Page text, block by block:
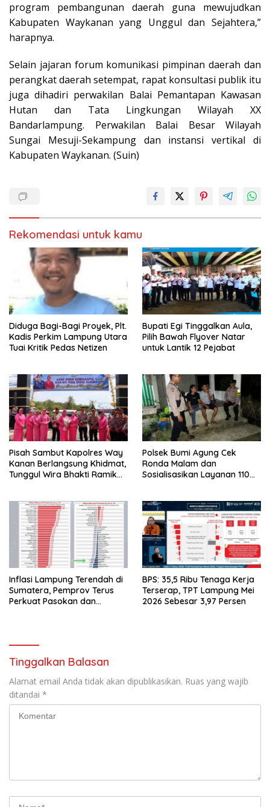
program pembangunan daerah guna mewujudkan
Kabupaten Waykanan yang Unggul dan Sejahtera,”
harapnya.
Selain jajaran forum komunikasi pimpinan daerah dan
perangkat daerah setempat, rapat konsultasi publik itu
juga dihadiri perwakilan Balai Pemantapan Kawasan
Hutan dan Tata Lingkungan Wilayah XX
Bandarlampung. Perwakilan Balai Besar Wilayah
Sungai Mesuji-Sekampung dan instansi vertikal di
Kabupaten Waykanan. (Suin)
Rekomendasi untuk kamu
Diduga Bagi-Bagi Proyek, Plt.
Kadis Perkim Lampung Utara
Tuai Kritik Pedas Netizen
Bupati Egi Tinggalkan Aula,
Pilih Bawah Flyover Natar
untuk Lantik 12 Pejabat
Pisah Sambut Kapolres Way
Kanan Berlangsung Khidmat,
Tunggul Wira Bhakti Ramik
Polsek Bumi Agung Cek
Ronda Malam dan
Sosialisasikan Layanan 110
Inflasi Lampung Terendah di
Sumatera, Pemprov Terus
Perkuat Pasokan dan
BPS: 35,5 Ribu Tenaga Kerja
Terserap, TPT Lampung Mei
2026 Sebesar 3,97 Persen
Tinggalkan Balasan
Alamat email Anda tidak akan dipublikasikan. Ruas yang wajib
ditandai *